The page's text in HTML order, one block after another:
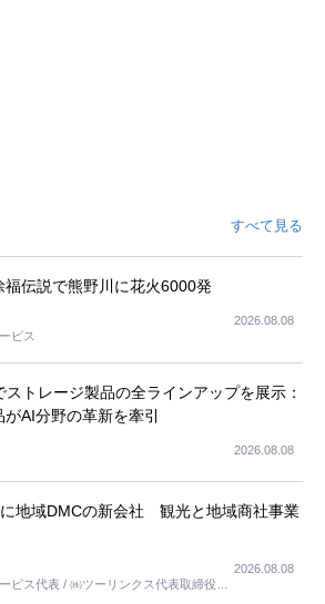
すべて見る
伝説で熊野川に花火6000発
ビス
2026.08.08
トレージ製品の全ラインアップを展示：
AI分野の革新を牽引
2026.08.08
地域DMCの新会社 観光と地域商社事業
ビス代表 / ㈱ツーリンクス代表取締役社
2026.08.08